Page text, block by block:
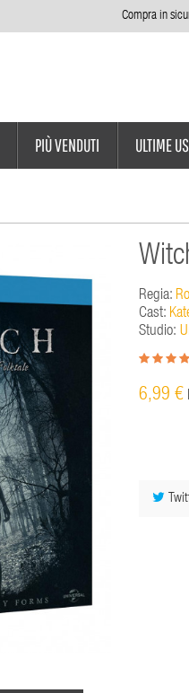
Compra in
PIÙ VENDUTI ULTIME
Regia:
Cast:
Studio:
6,99 €